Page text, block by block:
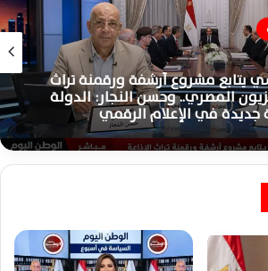
يتابع مشروع أرشفة ورقمنة تراث
المصري.. وحسن النجار: الدولة
في الإعلام الرقمي